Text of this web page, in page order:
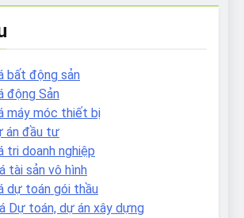
bất động sản
động Sản
máy móc thiết bị
án đầu tư
tri doanh nghiệp
tài sản vô hình
dự toán gói thầu
Dự toán, dự án xây dựng